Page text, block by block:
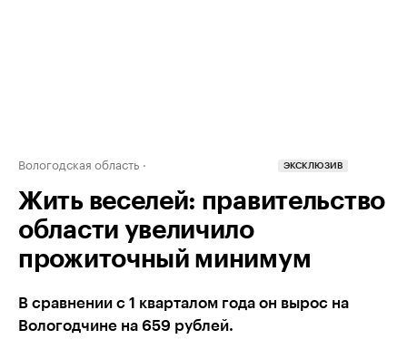
Вологодская область ЭКСКЛЮЗИВ
Жить веселей: правительство
области увеличило
прожиточный минимум
В сравнении с 1 кварталом года он вырос на
Вологодчине на 659 рублей.